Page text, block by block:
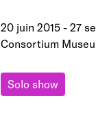
20 juin 2015- 27
Consortium
Solo show